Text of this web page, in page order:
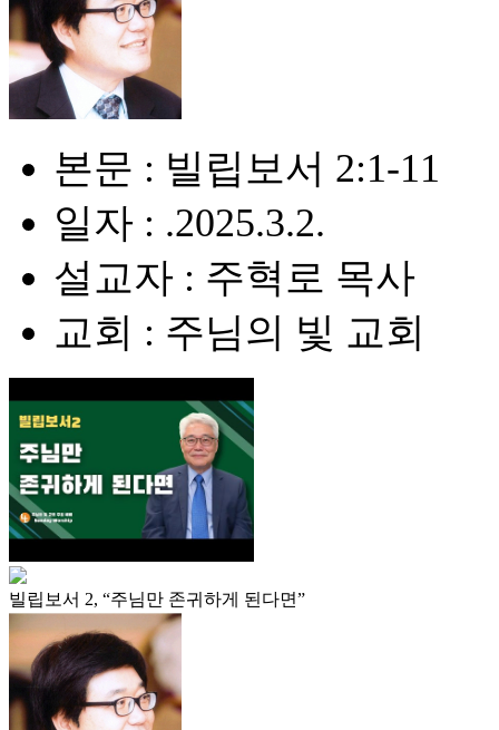
본문 : 빌립보서 2:1-11
일자 : .2025.3.2.
설교자 : 주혁로 목사
교회 : 주님의 빛 교회
빌립보서 2, “주님만 존귀하게 된다면”